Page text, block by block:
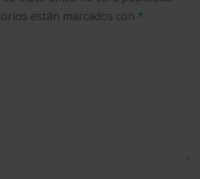
están marcados con *